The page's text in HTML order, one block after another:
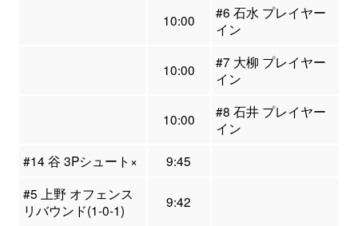
10:00
#6 石水 プレイヤー
イン
10:00
#7 大柳 プレイヤー
イン
10:00
#8 石井 プレイヤー
イン
#14 谷 3Pシュート×
9:45
#5 上野 オフェンス
リバウンド(1-0-1)
9:42